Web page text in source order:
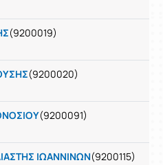
(9200019)
(9200020)
(9200091)
ΙΩΑΝΝΙΝΩΝ(9200115)